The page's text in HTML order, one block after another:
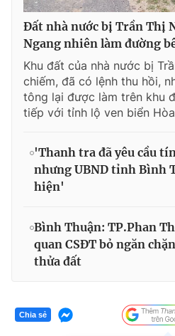
Đất nhà nước bị Trần Thị
Ngang nhiên làm đường
Khu đất của nhà nước bị
chiếm, đã có lệnh thu hồi,
tông lại được làm trên khu
tiếp với tỉnh lộ ven biển
'Thanh tra đã yêu cầu
nhưng UBND tỉnh Bình
hiện'
Bình Thuận: TP.Phan
quan CSĐT bỏ ngăn
thửa đất
Chia sẻ